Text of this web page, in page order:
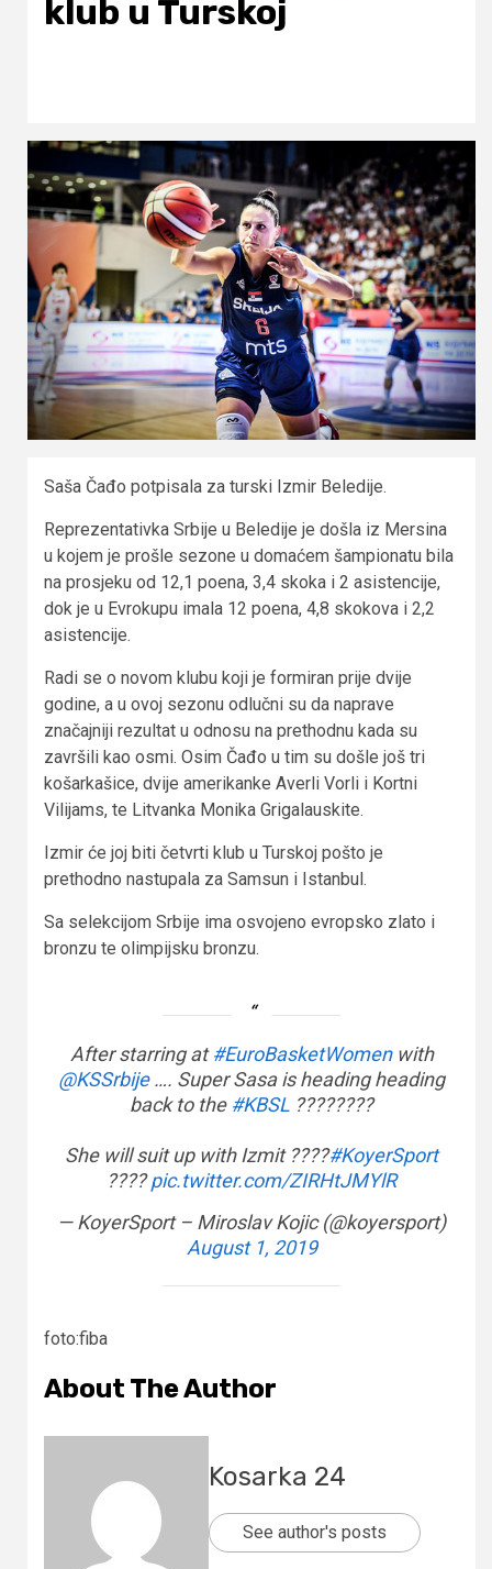
klub u Turskoj
Saša Čađo potpisala za turski Izmir Beledije.
Reprezentativka Srbije u Beledije je došla iz Mersina
u kojem je prošle sezone u domaćem šampionatu bila
na prosjeku od 12,1 poena, 3,4 skoka i 2 asistencije,
dok je u Evrokupu imala 12 poena, 4,8 skokova i 2,2
asistencije.
Radi se o novom klubu koji je formiran prije dvije
godine, a u ovoj sezonu odlučni su da naprave
značajniji rezultat u odnosu na prethodnu kada su
završili kao osmi. Osim Čađo u tim su došle još tri
košarkašice, dvije amerikanke Averli Vorli i Kortni
Vilijams, te Litvanka Monika Grigalauskite.
Izmir će joj biti četvrti klub u Turskoj pošto je
prethodno nastupala za Samsun i Istanbul.
Sa selekcijom Srbije ima osvojeno evropsko zlato i
bronzu te olimpijsku bronzu.
After starring at#EuroBasketWomenwith
@KSSrbije…. Super Sasa is heading heading
back to the #KBSL ????????
She will suit up with Izmit ????#KoyerSport
????pic.twitter.com/ZIRHtJMYlR
— KoyerSport – Miroslav Kojic (@koyersport)
August 1, 2019
foto:fiba
About The Author
Kosarka 24
See author's posts